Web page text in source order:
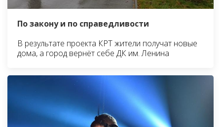
По закону и по справедливости
В результате проекта КРТ жители получат новые
дома, а город вернёт себе ДК им. Ленина